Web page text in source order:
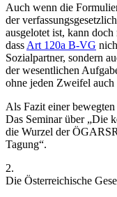
Auch wenn die
der
ausgelotet ist, kann doch
dass Art 120a B-VG
Sozialpartner, sondern
der wesentlichen
ohne jeden Zweifel
Als Fazit einer
Das Seminar über „Die
die Wurzel der
Tagung“.
2.
Die Österreichische